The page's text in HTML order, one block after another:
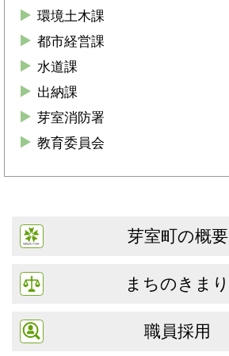
環境土木課
都市経営課
水道課
出納課
芽室消防署
教育委員会
芽室町の概要
まちのきまり
職員採用